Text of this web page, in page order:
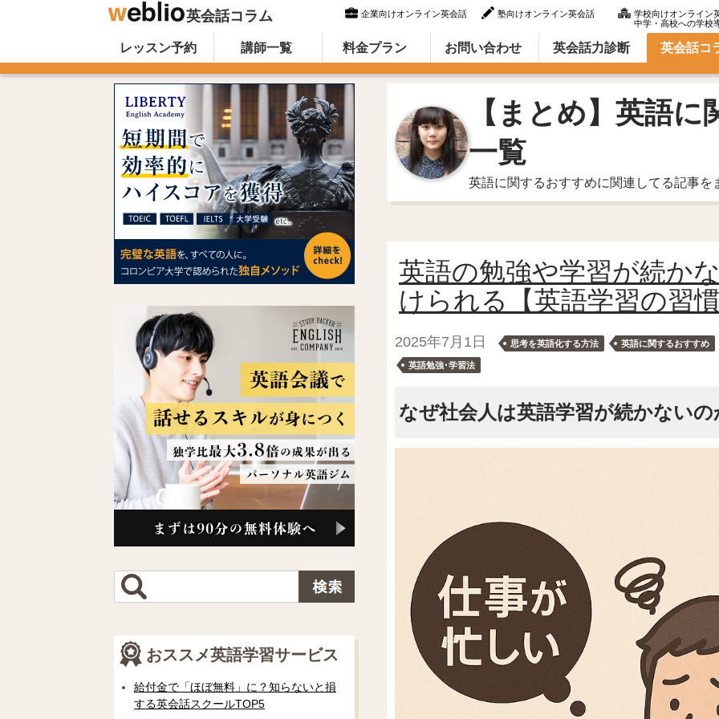
英会話コラム 企業向けオンライン英会話 塾向けオンライン英会話
学校向けオンライン
中学・高校への学校
オンライン英会話のWeblio英会話コラム（英語での言い方・英語表現）
Skip to content
レッスン予約 講師一覧 料金プラン お問い合わせ 英会話力診断 英会話コ
【まとめ】英語
一覧
英語に関するおすすめに関連してる記事を
英語の勉強や学習が続か
けられる【英語学習の習
2025年7月1日 思考を英語化する方法 英語に関するおすすめ
英語勉強･学習法
なぜ社会人は英語学習が続かないの
おススメ英語学習サービス
給付金で「ほぼ無料」に？知らないと損
する英会話スクールTOP5